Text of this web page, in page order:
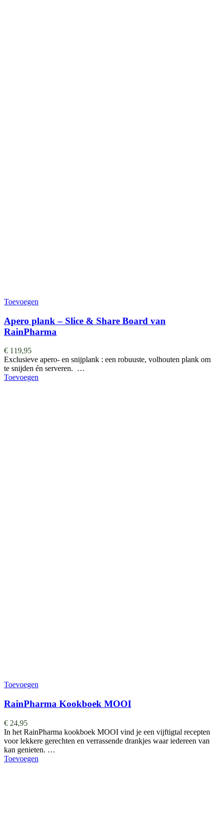
Toevoegen
Apero plank – Slice & Share Board van
RainPharma
€ 119,95
Exclusieve apero- en snijplank : een robuuste, volhouten plank om
te snijden én serveren. …
Toevoegen
Toevoegen
RainPharma Kookboek MOOI
€ 24,95
In het RainPharma kookboek MOOI vind je een vijftigtal recepten
voor lekkere gerechten en verrassende drankjes waar iedereen van
kan genieten. …
Toevoegen